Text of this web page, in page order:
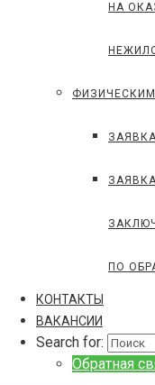
НА
ПО
КОНТАКТЫ
ВАКАНСИИ
Search for:
Обратная